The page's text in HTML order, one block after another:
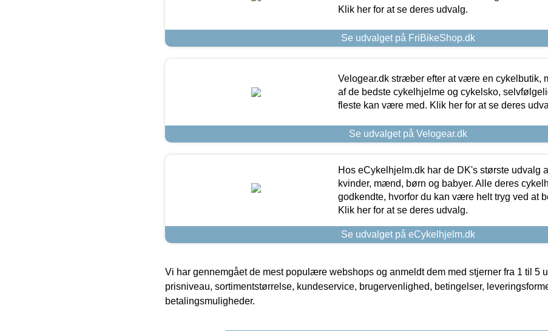
Klik her for at se deres udvalg.
Se udvalget på FriBikeShop.dk
Velogear.dk stræber efter at være en cykelbutik,
af de bedste cykelhjelme og cykelsko,
fleste kan være med. Klik her for at se deres
Se udvalget på Velogear.dk
Hos eCykelhjelm.dk har de DK's største udvalg
kvinder, mænd, børn og babyer. Alle deres
godkendte, hvorfor du kan være helt tryg ved at
Klik her for at se deres udvalg.
Se udvalget på eCykelhjelm.dk
Vi har gennemgået de mest populære webshops og anmeldt dem med stjerner fra 1 til 5
prisniveau, sortimentstørrelse, kundeservice, brugervenlighed, betingelser,
betalingsmuligheder.